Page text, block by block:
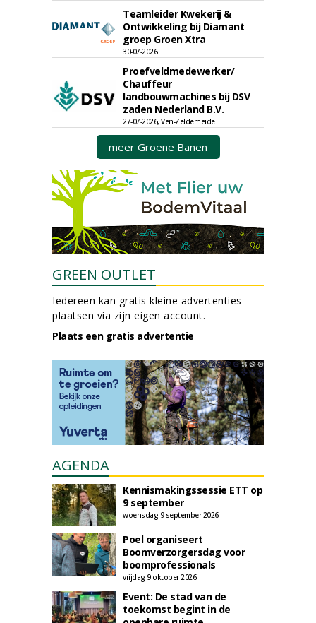
Teamleider Kwekerij &
Ontwikkeling bij Diamant
groep Groen Xtra
30-07-2026
Proefveldmedewerker/
Chauffeur
landbouwmachines bij DSV
zaden Nederland B.V.
27-07-2026, Ven-Zelderheide
meer Groene Banen
GREEN OUTLET
Iedereen kan gratis kleine advertenties
plaatsen via zijn eigen account.
Plaats een gratis advertentie
AGENDA
Kennismakingssessie ETT op
9 september
woensdag 9 september 2026
Poel organiseert
Boomverzorgersdag voor
boomprofessionals
vrijdag 9 oktober 2026
Event: De stad van de
toekomst begint in de